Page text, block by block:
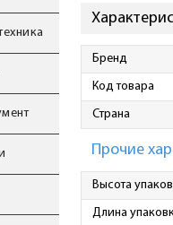
Бренд
Код товара
Страна
Прочие
Высота
Длина